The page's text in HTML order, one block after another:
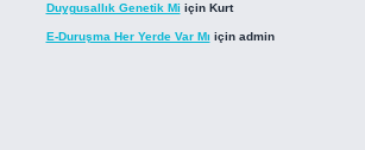
Duygusallık Genetik Mi için Kurt
E-Duruşma Her Yerde Var Mı için admin